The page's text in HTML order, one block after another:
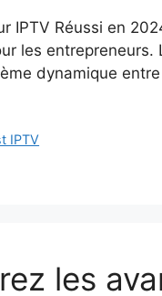
IPTV Réussi en
les
dynamique
IPTV
les